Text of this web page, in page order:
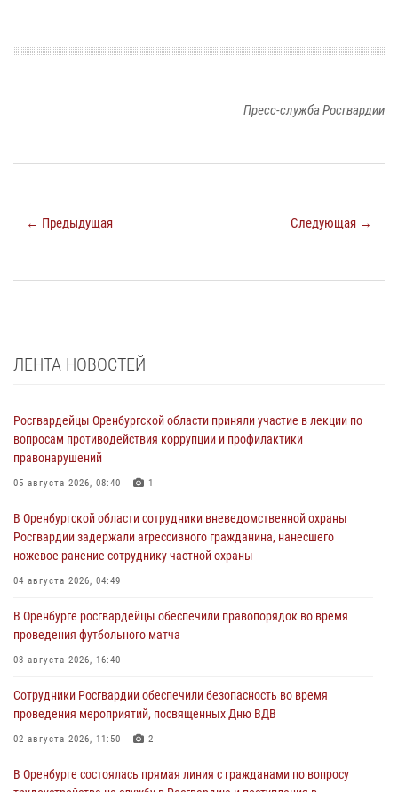
Пресс-служба Росгвардии
← Предыдущая Следующая →
ЛЕНТА НОВОСТЕЙ
Росгвардейцы Оренбургской области приняли участие в лекции по
вопросам противодействия коррупции и профилактики
правонарушений
05 августа 2026, 08:40 1
В Оренбургской области сотрудники вневедомственной охраны
Росгвардии задержали агрессивного гражданина, нанесшего
ножевое ранение сотруднику частной охраны
04 августа 2026, 04:49
В Оренбурге росгвардейцы обеспечили правопорядок во время
проведения футбольного матча
03 августа 2026, 16:40
Сотрудники Росгвардии обеспечили безопасность во время
проведения мероприятий, посвященных Дню ВДВ
02 августа 2026, 11:50 2
В Оренбурге состоялась прямая линия с гражданами по вопросу